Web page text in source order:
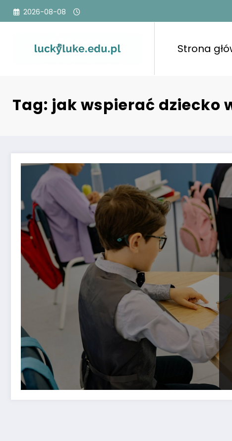
Przejdź
2026-08-08
Strona
Tag: jak wspierać dziecko